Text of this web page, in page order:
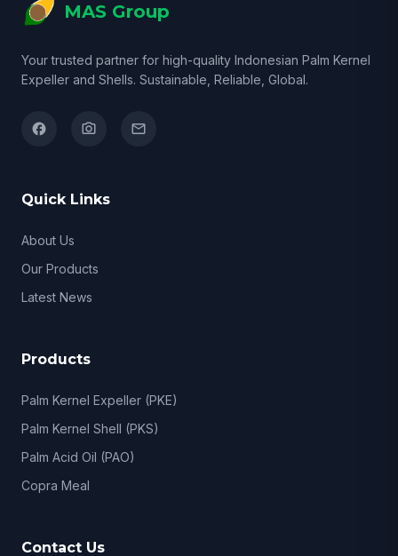
MAS Group
Your trusted partner for high-quality Indonesian Palm Kernel
Expeller and Shells. Sustainable, Reliable, Global.
facebook camera_alt email
Quick Links
About Us
Our Products
Latest News
Products
Palm Kernel Expeller (PKE)
Palm Kernel Shell (PKS)
Palm Acid Oil (PAO)
Copra Meal
Contact Us